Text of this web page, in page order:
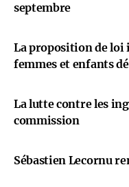
septembre
La proposition de loi
femmes et enfants
La lutte contre les
commission
Sébastien Lecornu